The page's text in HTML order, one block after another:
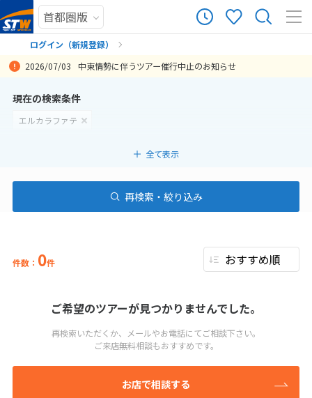
ログイン（新規登録）
2026/07/03 中東情勢に伴うツアー催行中止のお知らせ
現在の検索条件
エルカラファテ
全て表示
再検索・絞り込み
件数： 0件
ご希望のツアーが見つかりませんでした。
再検索いただくか、メールやお電話にてご相談下さい。
ご来店無料相談もおすすめです。
お店で相談する